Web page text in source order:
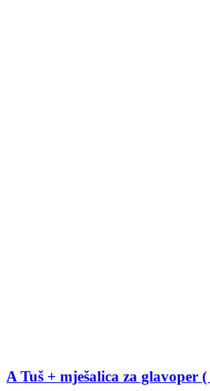
A Tuš + mješalica za glavoper